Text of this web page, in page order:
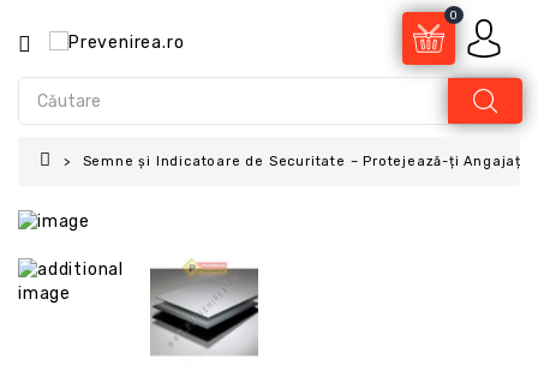
0
Semne și Indicatoare de Securitate – Protejează-ți Angajații